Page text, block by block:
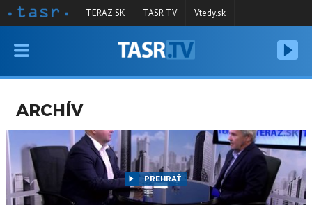
VYSIELANIE
SPRAVODAJSTVO
KONTAKT
ARCHÍV
TERAZ.SK TASR TV Vtedy.sk
ARCHÍV
PREHRAŤ